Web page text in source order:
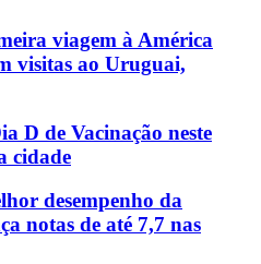
viagem à América
visitas ao Uruguai,
D de Vacinação neste
cidade
desempenho da
notas de até 7,7 nas